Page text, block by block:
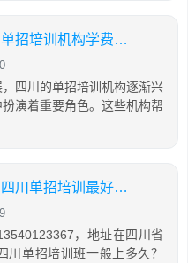
四川单招培训机构首创，四川单招培训机构学费大概是多少
四川的单招培训机构逐渐兴
演着重要角色。这些机构帮
四川单招培训班一般上多久，四川单招培训最好的学校
，地址在四川省
单招培训班一般上多久？